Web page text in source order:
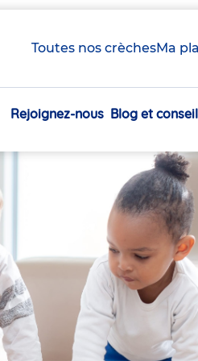
Toutes nos crèchesMa
Navigation
Rejoignez-nous Blog et